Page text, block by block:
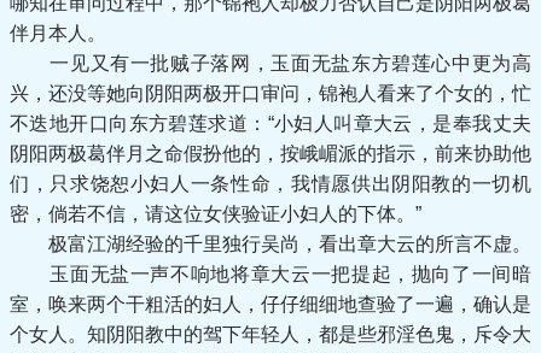
伴月本人。
一见又有一批贼子落网，玉面无盐东方碧莲心中更为高
兴，还没等她向阴阳两极开口审问，锦袍人看来了个女的，忙
不迭地开口向东方碧莲求道：“小妇人叫章大云，是奉我丈夫
阴阳两极葛伴月之命假扮他的，按峨嵋派的指示，前来协助他
们，只求饶恕小妇人一条性命，我情愿供出阴阳教的一切机
密，倘若不信，请这位女侠验证小妇人的下体。”
极富江湖经验的千里独行吴尚，看出章大云的所言不虚。
玉面无盐一声不响地将章大云一把提起，抛向了一间暗
室，唤来两个干粗活的妇人，仔仔细细地查验了一遍，确认是
个女人。知阴阳教中的驾下年轻人，都是些邪淫色鬼，斥令大